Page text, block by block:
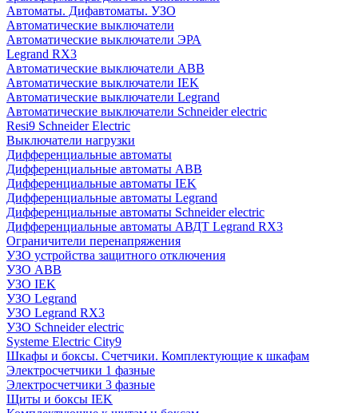
Автоматы. Дифавтоматы. УЗО
Автоматические выключатели
Автоматические выключатели ЭРА
Legrand RX3
Автоматические выключатели ABB
Автоматические выключатели IEK
Автоматические выключатели Legrand
Автоматические выключатели Schneider electric
Resi9 Schneider Electric
Выключатели нагрузки
Дифференциальные автоматы
Дифференциальные автоматы ABB
Дифференциальные автоматы IEK
Дифференциальные автоматы Legrand
Дифференциальные автоматы Schneider electric
Дифференциальные автоматы АВДТ Legrand RX3
Ограничители перенапряжения
УЗО устройства защитного отключения
УЗО ABB
УЗО IEK
УЗО Legrand
УЗО Legrand RX3
УЗО Schneider electric
Systeme Electric City9
Шкафы и боксы. Счетчики. Комплектующие к шкафам
Электросчетчики 1 фазные
Электросчетчики 3 фазные
Щиты и боксы IEK